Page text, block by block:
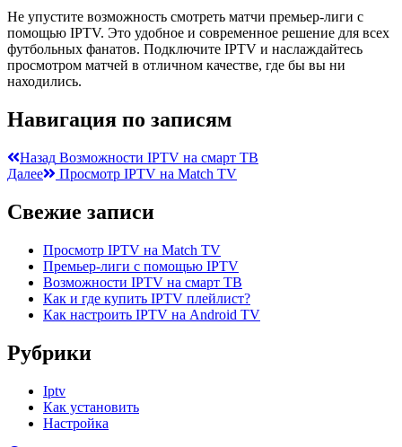
Не упустите возможность смотреть матчи премьер-лиги с
помощью IPTV. Это удобное и современное решение для всех
футбольных фанатов. Подключите IPTV и наслаждайтесь
просмотром матчей в отличном качестве, где бы вы ни
находились.
Навигация по записям
Назад Возможности IPTV на смарт ТВ
Далее
Просмотр IPTV на Match TV
Свежие записи
Просмотр IPTV на Match TV
Премьер-лиги с помощью IPTV
Возможности IPTV на смарт ТВ
Как и где купить IPTV плейлист?
Как настроить IPTV на Android TV
Рубрики
Iptv
Как установить
Настройка